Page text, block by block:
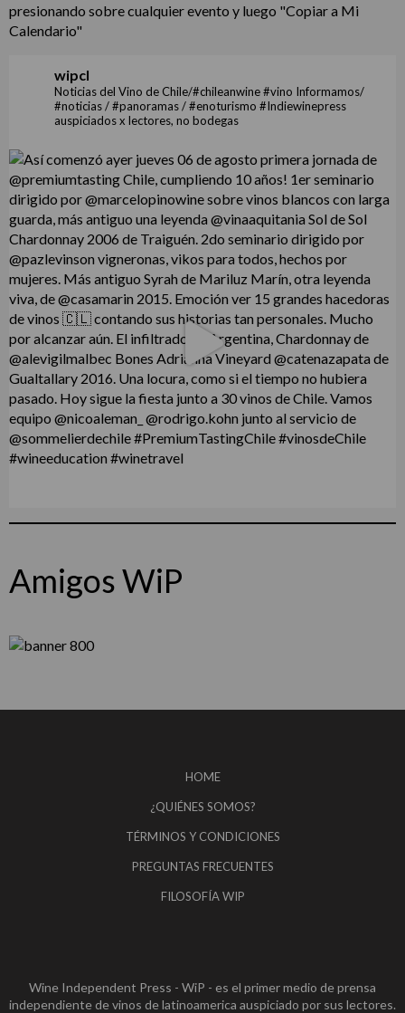
presionando sobre cualquier evento y luego "Copiar a Mi
Calendario"
wipcl
Noticias del Vino de Chile/#chileanwine #vino Informamos/
#noticias / #panoramas / #enoturismo #Indiewinepress
auspiciados x lectores, no bodegas
Amigos WiP
HOME
¿QUIÉNES SOMOS?
TÉRMINOS Y CONDICIONES
PREGUNTAS FRECUENTES
FILOSOFÍA WIP
Wine Independent Press - WiP - es el primer medio de prensa
independiente de vinos de latinoamerica auspiciado por sus lectores.